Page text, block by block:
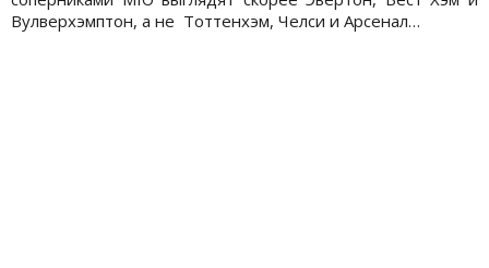
Вулверхэмптон, а не Тоттенхэм, Челси и Арсенал…